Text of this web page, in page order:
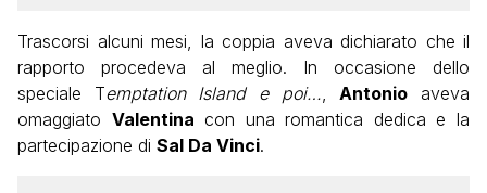
Trascorsi alcuni mesi, la coppia aveva dichiarato che il
rapporto procedeva al meglio. In occasione dello
speciale Temptation Island e poi…,Antonio aveva
omaggiato Valentina con una romantica dedica e la
partecipazione di Sal Da Vinci.